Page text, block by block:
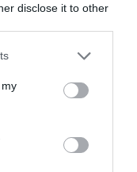
disclose it to other